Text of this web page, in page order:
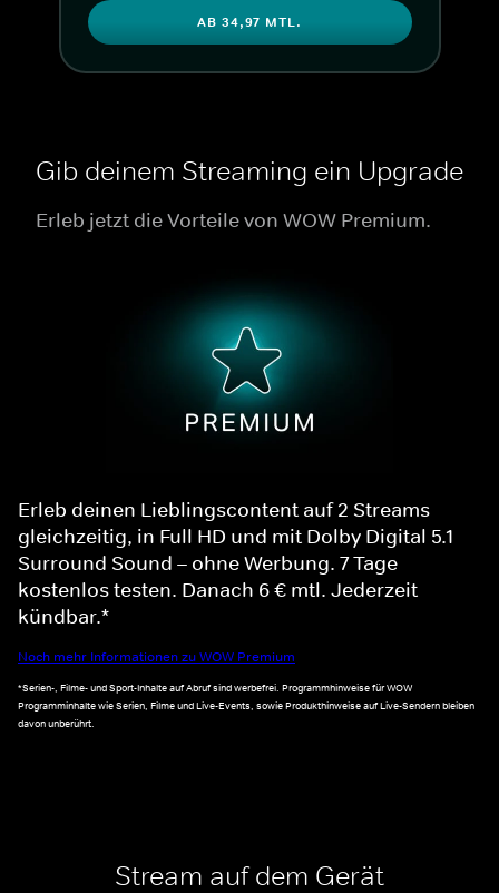
AB 34,97 MTL.
Gib deinem Streaming ein Upgrade
Erleb jetzt die Vorteile von WOW Premium.
Erleb deinen Lieblingscontent auf 2 Streams
gleichzeitig, in Full HD und mit Dolby Digital 5.1
Surround Sound – ohne Werbung. 7 Tage
kostenlos testen. Danach 6 € mtl. Jederzeit
kündbar.*
Noch mehr Informationen zu WOW Premium
*Serien-, Filme- und Sport-Inhalte auf Abruf sind werbefrei. Programmhinweise für WOW
Programminhalte wie Serien, Filme und Live-Events, sowie Produkthinweise auf Live-Sendern bleiben
davon unberührt.
Stream auf dem Gerät